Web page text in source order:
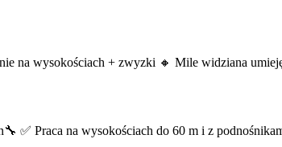
na wysokościach + zwyzki 🔸 Mile widziana
✅ Praca na wysokościach do 60 m i z